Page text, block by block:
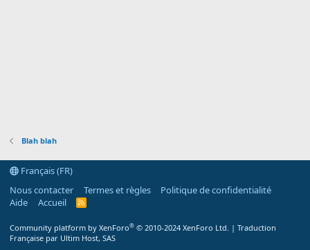
Blah blah
Français (FR)
Nous contacter
Termes et règles
Politique de confidentialité
Aide
Accueil
R
Community platform by XenForo® © 2010-2024 XenForo Ltd. | Traduction
Française par Ultim Host, SAS